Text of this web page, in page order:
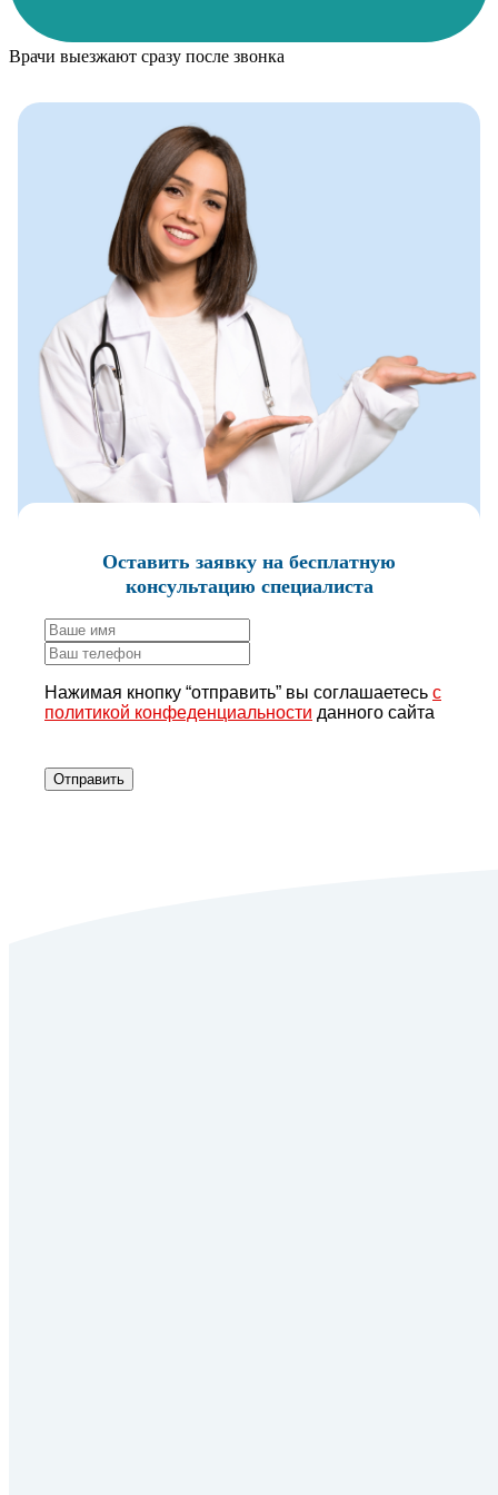
Врачи выезжают сразу после звонка
Оставить заявку на бесплатную
консультацию специалиста
Нажимая кнопку “отправить” вы соглашаетесь с
политикой конфеденциальности данного сайта
Отправить